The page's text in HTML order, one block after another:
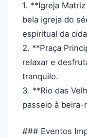
1. **Igreja
bela igreja do
espiritual da
2. **Praça
relaxar e
tranquilo.
3. **Rio das
passeio à beira-
### Eventos